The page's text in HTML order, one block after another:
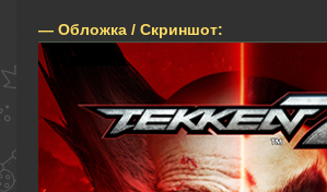
— Обложка / Скриншот: